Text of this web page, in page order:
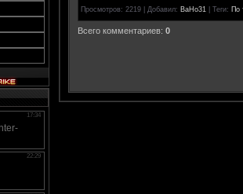
Просмотров: 2219 | Добавил: BaHo31 Теги: По
Всего комментариев: 0